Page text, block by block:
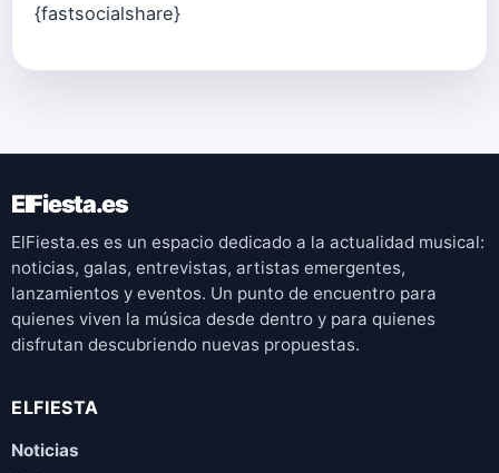
{fastsocialshare}
ElFiesta.es
ElFiesta.es es un espacio dedicado a la actualidad musical:
noticias, galas, entrevistas, artistas emergentes,
lanzamientos y eventos. Un punto de encuentro para
quienes viven la música desde dentro y para quienes
disfrutan descubriendo nuevas propuestas.
ELFIESTA
Noticias